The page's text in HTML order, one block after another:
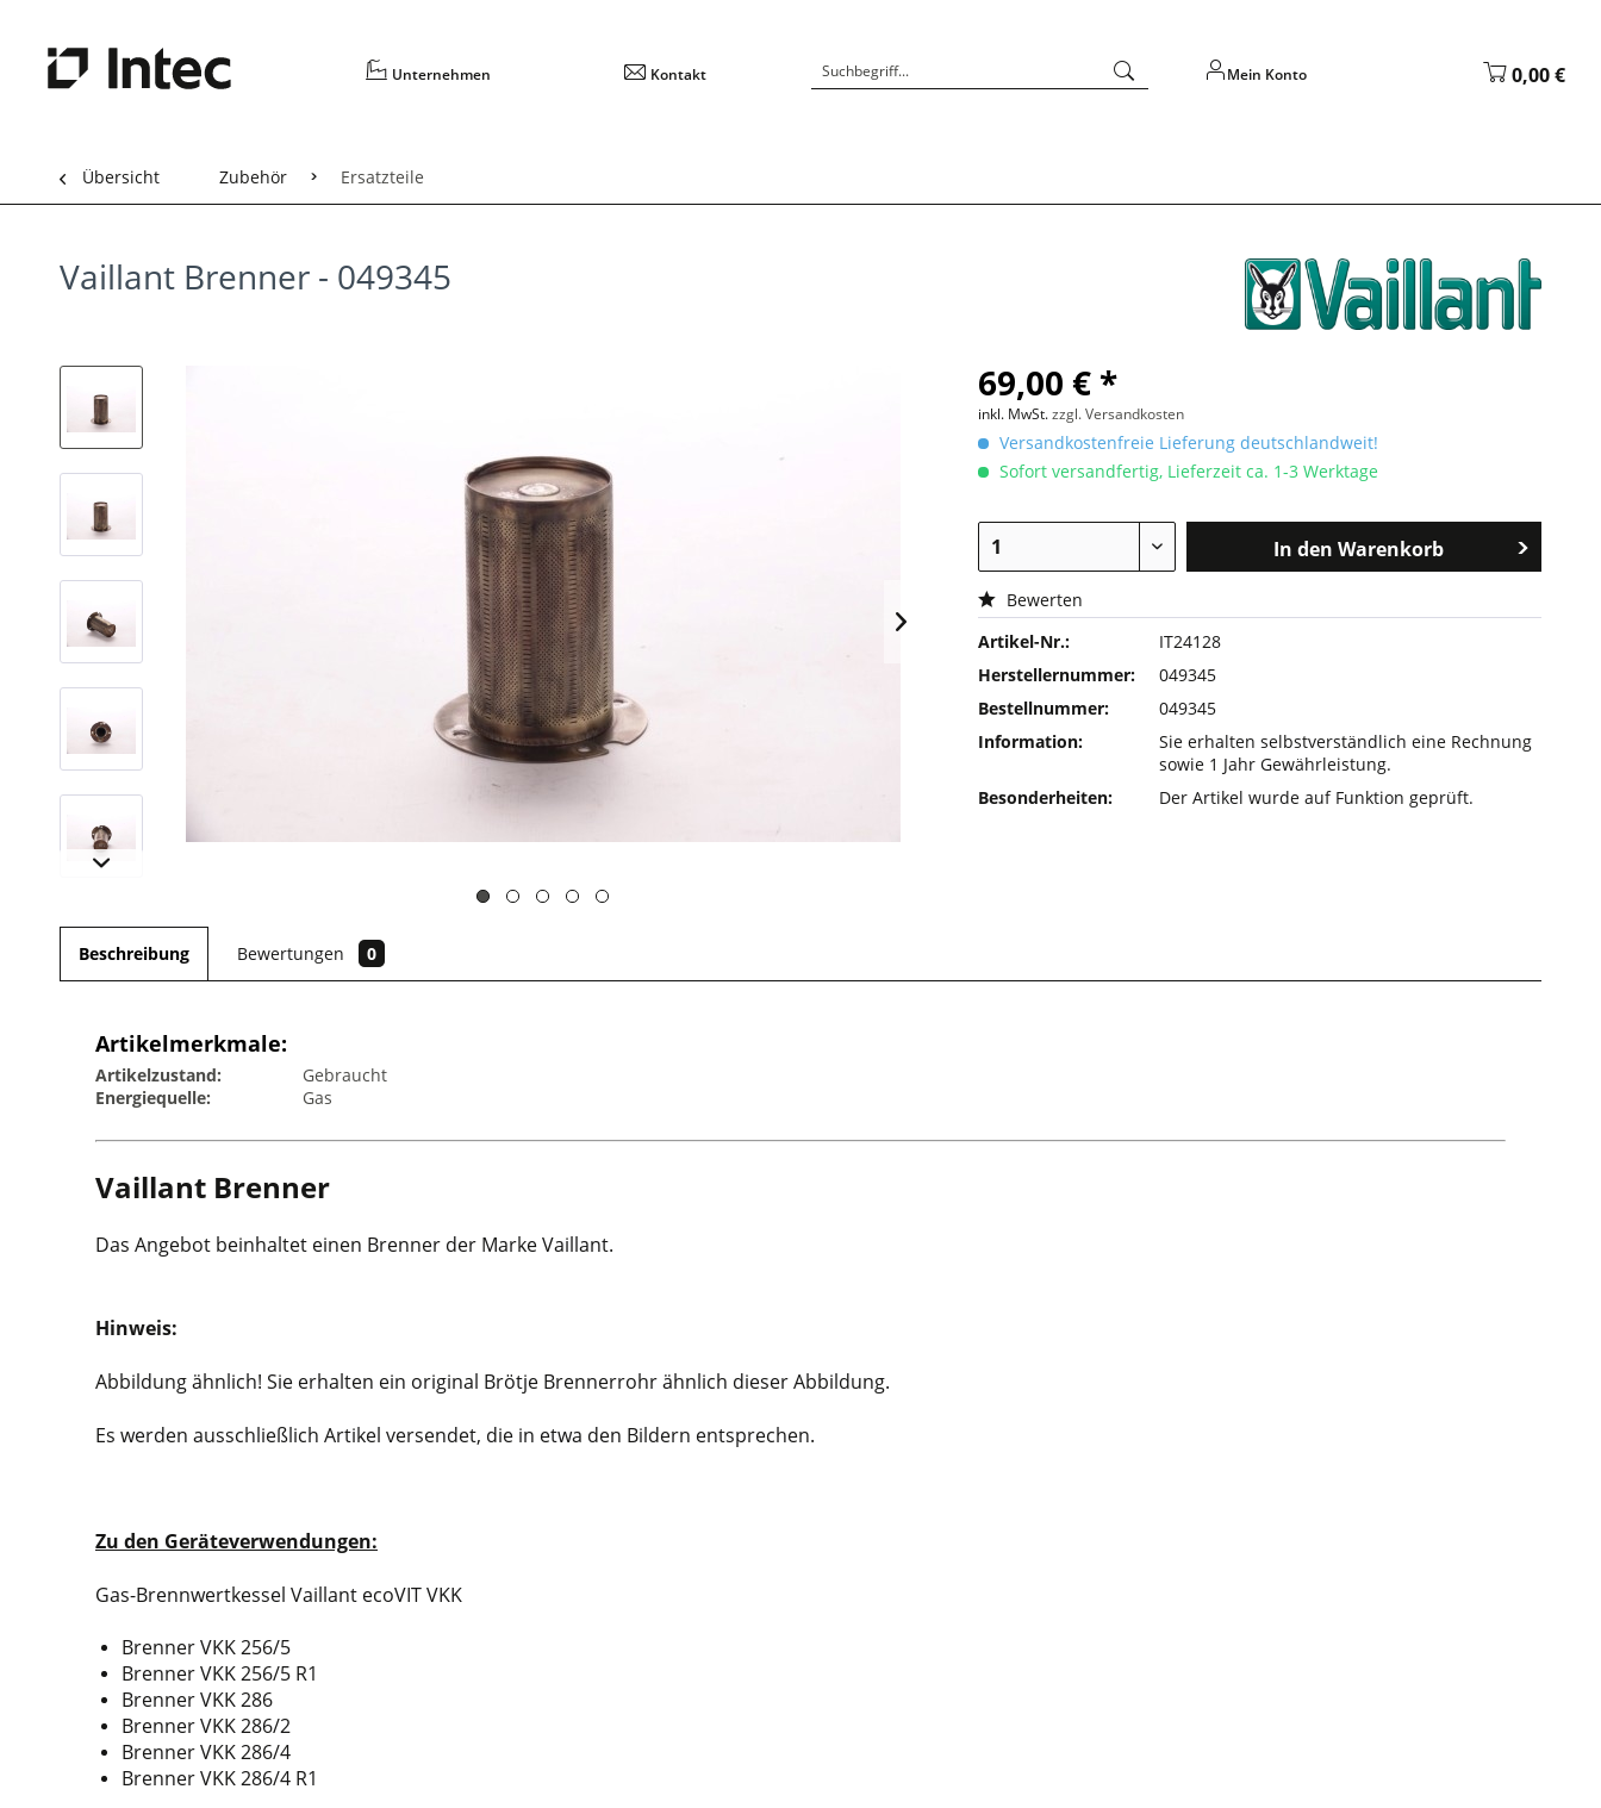
Unternehmen Kontakt Mein Konto 0,00 €
Übersicht Zubehör Ersatzteile
Vaillant Brenner - 049345
69,00 € *
inkl. MwSt.zzgl. Versandkosten
Versandkostenfreie Lieferung deutschlandweit!
Sofort versandfertig, Lieferzeit ca. 1-3 Werktage
In den Warenkorb
Bewerten
Artikel-Nr.:
IT24128
Herstellernummer:
049345
Bestellnummer:
049345
Information:
Sie erhalten selbstverständlich eine Rechnung
sowie 1 Jahr Gewährleistung.
Besonderheiten:
Der Artikel wurde auf Funktion geprüft.
Beschreibung Bewertungen 0
Artikelmerkmale:
Artikelzustand:
Gebraucht
Energiequelle:
Gas
Vaillant Brenner
Das Angebot beinhaltet einen Brenner der Marke Vaillant.
Hinweis:
Abbildung ähnlich! Sie erhalten ein original Brötje Brennerrohr ähnlich dieser Abbildung.
Es werden ausschließlich Artikel versendet, die in etwa den Bildern entsprechen.
Zu den Geräteverwendungen:
Gas-Brennwertkessel Vaillant ecoVIT VKK
Brenner VKK 256/5
Brenner VKK 256/5 R1
Brenner VKK 286
Brenner VKK 286/2
Brenner VKK 286/4
Brenner VKK 286/4 R1